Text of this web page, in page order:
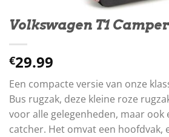
Volkswagen T1
€29.99
Een compacte versie van onze
Bus rugzak, deze kleine roze
voor alle gelegenheden, maar ook
catcher. Het omvat een hoofdvak,